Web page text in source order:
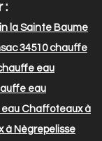
:
la Sainte Baume
34510chauffe
eau
eau
Chaffoteaux à
Nègrepelisse